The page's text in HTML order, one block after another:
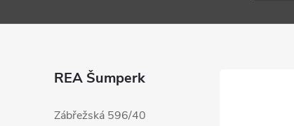
REA Šumperk
Zábřežská 596/40